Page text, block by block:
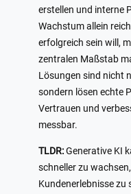
erstellen und interne
Wachstum allein
erfolgreich sein will,
zentralen Maßstab
Lösungen sind nicht
sondern lösen echte
Vertrauen und
messbar.
TLDR:Generative KI
schneller zu
Kundenerlebnisse zu